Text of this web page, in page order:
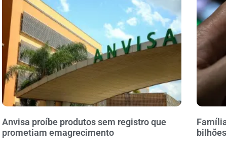
Anvisa proíbe produtos sem registro que
prometiam emagrecimento